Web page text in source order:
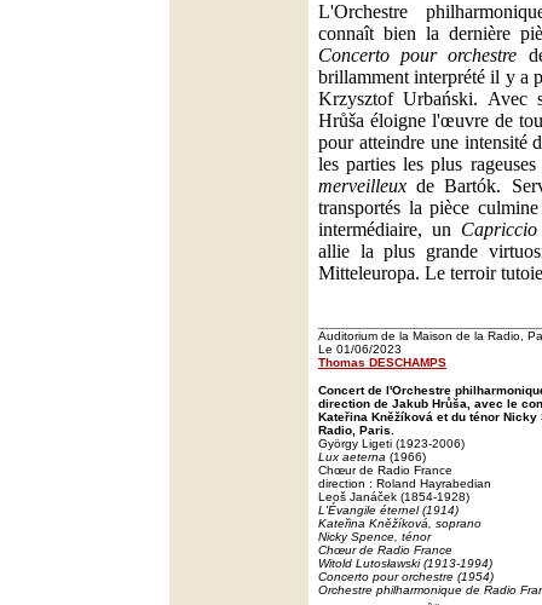
L'Orchestre
connaît bien la dernière
Concerto pour orchestre
brillamment interprété il y a
Krzysztof Urbański. Avec
Hrůša éloigne l'œuvre de
pour atteindre une intensité
les parties les plus
merveilleux de Bartók.
transportés la pièce
intermédiaire, un
allie la plus grande
Mitteleuropa. Le terroir
Auditorium de la Maison de la Radio,
Le 01/06/2023
Thomas DESCHAMPS
Concert de l'Orchestre
direction de Jakub Hrůša, avec le
Kateřina Kněžíková et du ténor Nicky
Radio, Paris.
György Ligeti (1923-2006)
Lux aeterna (1966)
Chœur de Radio France
direction : Roland Hayrabedian
Leoš Janáček (1854-1928)
L'Évangile éternel (1914)
Kateřina Kněžíková, soprano
Nicky Spence, ténor
Chœur de Radio France
Witold Lutosławski (1913-1994)
Concerto pour orchestre (1954)
Orchestre philharmonique de Radio